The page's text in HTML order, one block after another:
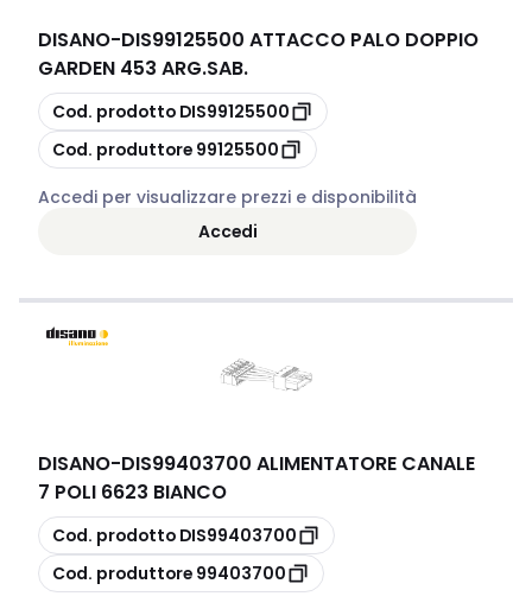
DISANO-DIS99125500 ATTACCO PALO DOPPIO
GARDEN 453 ARG.SAB.
copia
Cod. prodotto DIS99125500
copia
Cod. produttore 99125500
Accedi per visualizzare prezzi e disponibilità
Accedi
DISANO-DIS99403700 ALIMENTATORE CANALE
7 POLI 6623 BIANCO
copia
Cod. prodotto DIS99403700
copia
Cod. produttore 99403700